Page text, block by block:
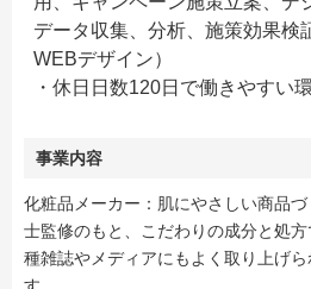
データ収集、分析、施策効果検
WEBデザイン）
・休日日数120日で働きやすい
事業内容
化粧品メーカー：肌にやさしい商品
士監修のもと、こだわりの成分と処
種雑誌やメディアにもよく取り上げ